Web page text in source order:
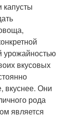
капусты
урожайностью
вкусовых
вкуснее. Они
рода
является